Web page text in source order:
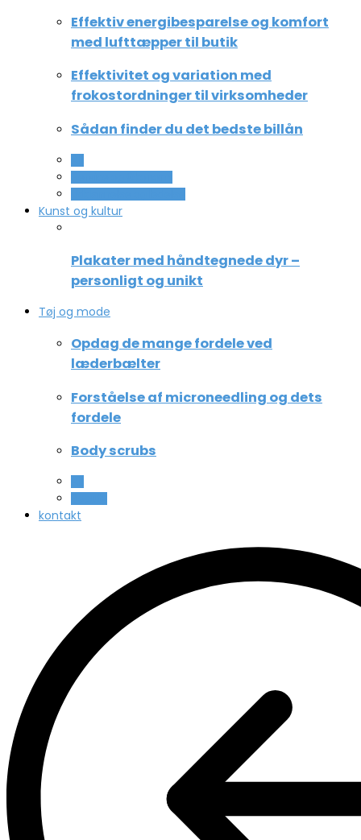
Effektiv energibesparelse og komfort
med lufttæpper til butik
Effektivitet og variation med
frokostordninger til virksomheder
Sådan finder du det bedste billån
Kunst og kultur
Plakater med håndtegnede dyr –
personligt og unikt
Tøj og mode
Opdag de mange fordele ved
læderbælter
Forståelse af microneedling og dets
fordele
Body scrubs
kontakt